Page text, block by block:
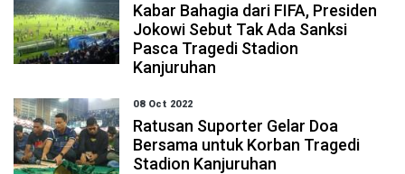
Kabar Bahagia dari FIFA, Presiden
Jokowi Sebut Tak Ada Sanksi
Pasca Tragedi Stadion
Kanjuruhan
08 Oct 2022
Ratusan Suporter Gelar Doa
Bersama untuk Korban Tragedi
Stadion Kanjuruhan